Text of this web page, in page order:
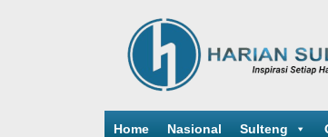
Home Nasional Sulteng